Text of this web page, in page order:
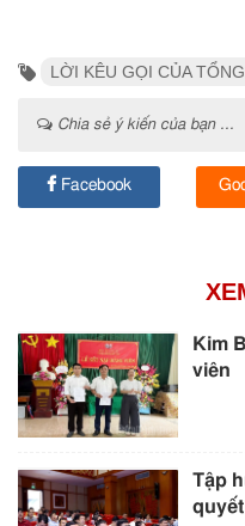
LỜI KÊU GỌI CỦA
Chia sẻ ý kiến của bạn ...
Facebook
Kim
viên
Tập